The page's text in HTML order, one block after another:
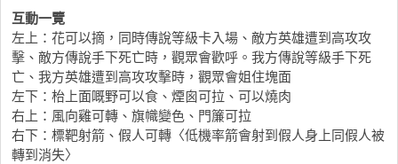
互動一覽
左上：花可以摘，同時傳說等級卡入場、敵方英雄遭到高攻攻
擊、敵方傳說手下死亡時，觀眾會歡呼。我方傳說等級手下死
亡、我方英雄遭到高攻攻擊時，觀眾會姐住塊面
左下：枱上面嘅野可以食、煙囪可拉、可以燒肉
右上：風向雞可轉、旗幟變色、門簾可拉
右下：標靶射箭、假人可轉〈低機率箭會射到假人身上同假人被
轉到消失〉